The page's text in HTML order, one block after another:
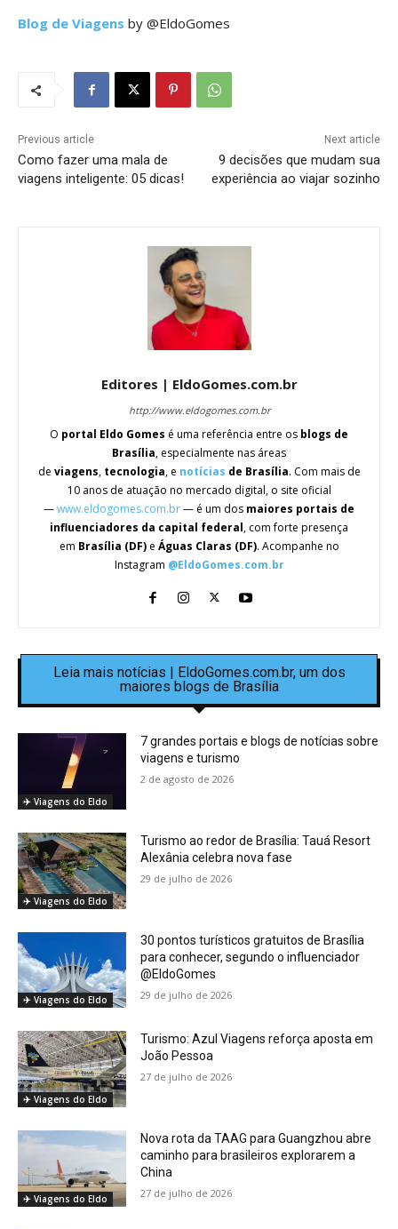
Blog de Viagens by @EldoGomes
Previous article
Como fazer uma mala de
viagens inteligente: 05 dicas!
Next article
9 decisões que mudam sua
experiência ao viajar sozinho
Editores | EldoGomes.com.br
http://www.eldogomes.com.br
O portal Eldo Gomes é uma referência entre os blogs de
Brasília, especialmente nas áreas
de viagens, tecnologia, e notícias de Brasília. Com mais de
10 anos de atuação no mercado digital, o site oficial
—www.eldogomes.com.br— é um dos maiores portais de
influenciadores da capital federal, com forte presença
em Brasília (DF)e Águas Claras (DF). Acompanhe no
Instagram @EldoGomes.com.br
Leia mais notícias | EldoGomes.com.br, um dos
maiores blogs de Brasília
✈️ Viagens do Eldo
7 grandes portais e blogs de notícias sobre
viagens e turismo
2 de agosto de 2026
✈️ Viagens do Eldo
Turismo ao redor de Brasília: Tauá Resort
Alexânia celebra nova fase
29 de julho de 2026
✈️ Viagens do Eldo
30 pontos turísticos gratuitos de Brasília
para conhecer, segundo o influenciador
@EldoGomes
29 de julho de 2026
✈️ Viagens do Eldo
Turismo: Azul Viagens reforça aposta em
João Pessoa
27 de julho de 2026
✈️ Viagens do Eldo
Nova rota da TAAG para Guangzhou abre
caminho para brasileiros explorarem a
China
27 de julho de 2026